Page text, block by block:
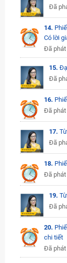
Đã
14.
Có lời
Đã
15.
Đã
16.
Đã
17.
Đã
18.
Đã
19.
Đã
20.
chi tiết
Đã